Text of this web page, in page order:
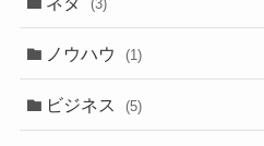
(3)
ノウハウ (1)
ビジネス (5)